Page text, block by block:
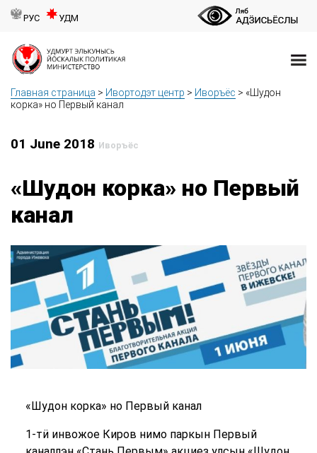
РУС УДМ
Главная страница > Ивортодэт центр > Иворъёс > «Шудон
корка» но Первый канал
01 June 2018 Иворъёс
«Шудон корка» но Первый
канал
«Шудон корка» но Первый канал
1-тӥ инвожое Киров нимо паркын Первый